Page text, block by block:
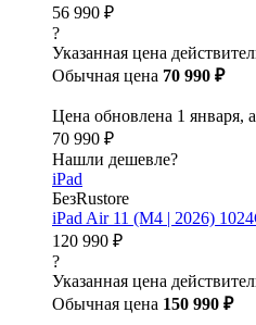
56 990 ₽
?
Указанная цена
Обычная цена 70 990 ₽
Цена обновлена 1 января,
70 990 ₽
Нашли дешевле?
iPad
БезRustore
iPad Air 11 (M4 | 2026)
120 990 ₽
?
Указанная цена
Обычная цена 150 990 ₽